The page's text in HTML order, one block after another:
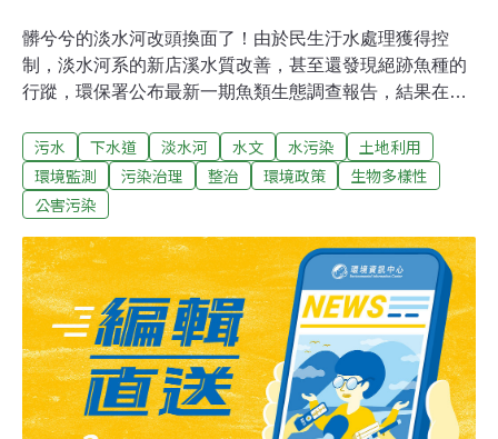
髒兮兮的淡水河改頭換面了！由於民生汙水處理獲得控
制，淡水河系的新店溪水質改善，甚至還發現絕跡魚種的
行蹤，環保署公布最新一期魚類生態調查報告，結果在新
調查以來新高，其中包括代表水質好的迴流型魚類「日本
禿頭鯊」、消失多年的「翹嘴紅(魚白)」與眼斑厚唇鯊。
環保署指出，歸功於汙水下水道的接管率提升，包括八
里、迪化汙水處理廠處理量增加，淡水河水質獲得改善，
調查顯示，單就新店溪段，魚種數目比起民國91年的調查
結果增加了兩倍，環保署相信，淡水河透過節流外、汙水
處理加上生態工法，淡水河整治成功不是夢，順利的話，
可望在20年左右回復。
污水 下水道 淡水河 水文 水污染
土地利用
環境監測
污染治理 整治 環境政策
生物多樣性
公害污染